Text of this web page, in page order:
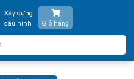
Xây dựng
cấu hình
Giỏ hàng